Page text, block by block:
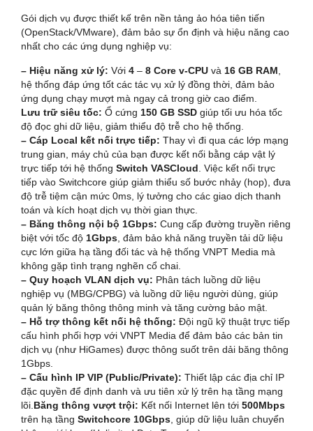
Gói dịch vụ được thiết kế trên nền tảng ảo hóa tiên tiến
(OpenStack/VMware), đảm bảo sự ổn định và hiệu năng cao
nhất cho các ứng dụng nghiệp vụ:
– Hiệu năng xử lý: Với 4 – 8 Core v-CPU và 16 GB RAM
hệ thống đáp ứng tốt các tác vụ xử lý đồng thời, đảm bảo
ứng dụng chạy mượt mà ngay cả trong giờ cao điểm.
Lưu trữ siêu tốc: Ổ cứng 150 GB SSD giúp tối ưu hóa tốc
độ đọc ghi dữ liệu, giảm thiểu độ trễ cho hệ thống.
– Cáp Local kết nối trực tiếp: Thay vì đi qua các lớp mạng
trung gian, máy chủ của bạn được kết nối bằng cáp vật lý
trực tiếp tới hệ thống Switch VASCloud . Việc kết nối trực
tiếp vào Switchcore giúp giảm thiểu số bước nhảy (hop), đưa
độ trễ tiệm cận mức 0ms, lý tưởng cho các giao dịch thanh
toán và kích hoạt dịch vụ thời gian thực.
– Băng thông nội bộ 1Gbps: Cung cấp đường truyền riêng
biệt với tốc độ 1Gbps , đảm bảo khả năng truyền tải dữ liệu
cực lớn giữa hạ tầng đối tác và hệ thống VNPT Media mà
không gặp tình trạng nghẽn cổ chai.
– Quy hoạch VLAN dịch vụ: Phân tách luồng dữ liệu
nghiệp vụ (MBG/CPBG) và luồng dữ liệu người dùng, giúp
quản lý băng thông thông minh và tăng cường bảo mật.
– Hỗ trợ thông kết nối hệ thống: Đội ngũ kỹ thuật trực tiếp
cấu hình phối hợp với VNPT Media để đảm bảo các bản tin
dịch vụ (như HiGames) được thông suốt trên dải băng thông
1Gbps.
– Cấu hình IP VIP (Public/Private): Thiết lập các địa chỉ IP
đặc quyền để định danh và ưu tiên xử lý trên hạ tầng mạng
lõi. Băng thông vượt trội: Kết nối Internet lên tới 500Mbps
trên hạ tầng Switchcore 10Gbps , giúp dữ liệu luân chuyển